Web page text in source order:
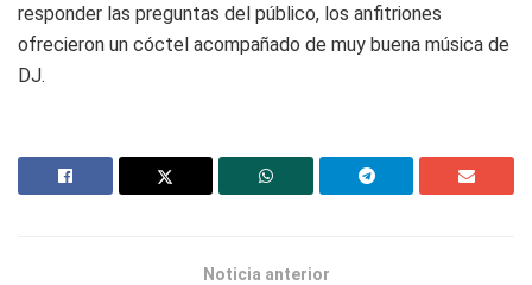
responder las preguntas del público, los anfitriones
ofrecieron un cóctel acompañado de muy buena música de
DJ.
Noticia anterior